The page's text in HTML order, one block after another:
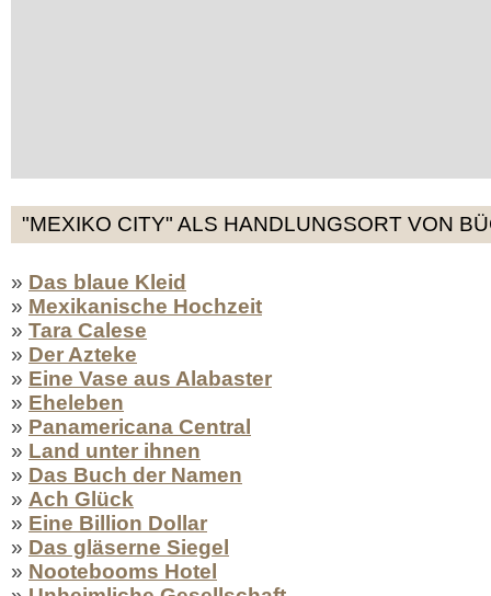
"MEXIKO CITY" ALS HANDLUNGSORT VON
» Das blaue Kleid
» Mexikanische Hochzeit
» Tara Calese
» Der Azteke
» Eine Vase aus Alabaster
» Eheleben
» Panamericana Central
» Land unter ihnen
» Das Buch der Namen
» Ach Glück
» Eine Billion Dollar
» Das gläserne Siegel
» Nootebooms Hotel